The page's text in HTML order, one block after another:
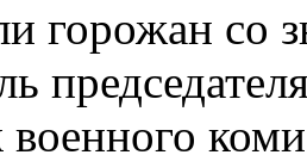
горожан со
военного